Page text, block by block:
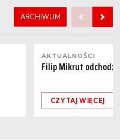
ARCHIWUM
AKTUALNOŚCI
Filip Mikrut
CZYTAJ WIĘCEJ